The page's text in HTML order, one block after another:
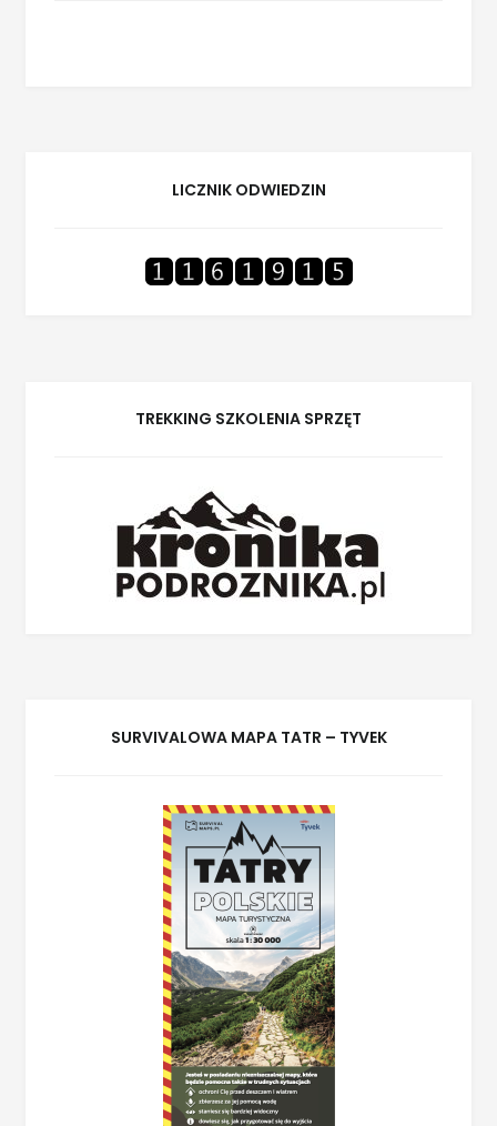
LICZNIK ODWIEDZIN
TREKKING SZKOLENIA SPRZĘT
SURVIVALOWA MAPA TATR – TYVEK